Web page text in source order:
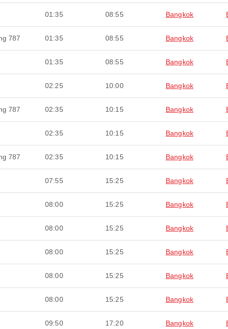
01:35 08:55 Bangkok
787 01:35 08:55 Bangkok
01:35 08:55 Bangkok
02:25 10:00 Bangkok
787 02:35 10:15 Bangkok
02:35 10:15 Bangkok
787 02:35 10:15 Bangkok
07:55 15:25 Bangkok
08:00 15:25 Bangkok
08:00 15:25 Bangkok
08:00 15:25 Bangkok
08:00 15:25 Bangkok
08:00 15:25 Bangkok
09:50 17:20 Bangkok